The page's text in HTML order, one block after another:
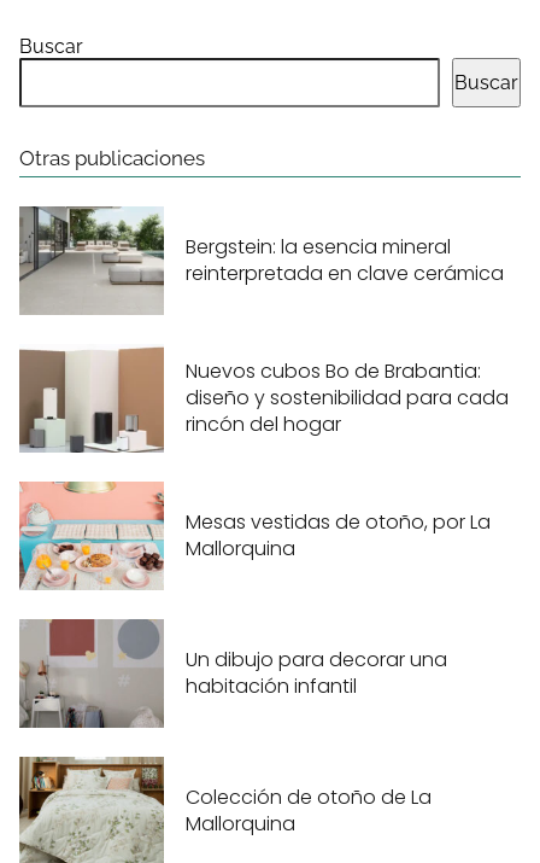
Buscar
Buscar
Otras publicaciones
Bergstein: la esencia mineral
reinterpretada en clave cerámica
Nuevos cubos Bo de Brabantia:
diseño y sostenibilidad para cada
rincón del hogar
Mesas vestidas de otoño, por La
Mallorquina
Un dibujo para decorar una
habitación infantil
Colección de otoño de La
Mallorquina